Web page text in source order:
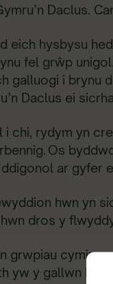
Daclus.
eich hysbysu
fel grŵp
galluogi i
Daclus ei
chi, rydym yn
Os
ar gyfer
hwn yn
dros y
grwpiau
yw y gallwn